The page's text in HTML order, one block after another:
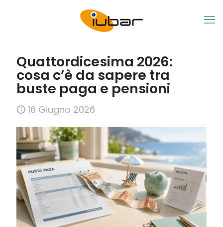
Quattordicesima 2026:
cosa c’è da sapere tra
buste paga e pensioni
16 Giugno 2026